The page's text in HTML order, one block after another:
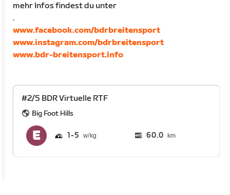
mehr Infos findest du unter
.
www.facebook.com/bdrbreitensport
www.instagram.com/bdrbreitensport
www.bdr-breitensport.info
#2/5 BDR Virtuelle RTF
Big Foot Hills
1 5 60.0 km